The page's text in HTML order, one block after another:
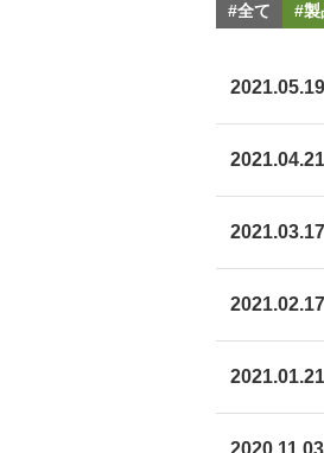
#全て #製
2021.05.19
2021.04.21
2021.03.17
2021.02.17
2021.01.21
2020.11.03